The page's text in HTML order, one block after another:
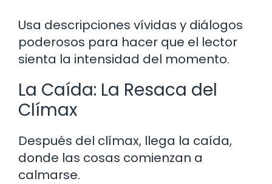
Usa descripciones vívidas y diálogos
poderosos para hacer que el lector
sienta la intensidad del momento.
La Caída: La Resaca del
Clímax
Después del clímax, llega la caída,
donde las cosas comienzan a
calmarse.